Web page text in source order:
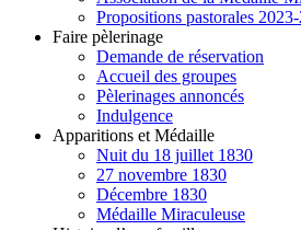
Propositions pastorales
Faire pèlerinage
Demande de réservation
Accueil des groupes
Pèlerinages annoncés
Indulgence
Apparitions et Médaille
Nuit du 18 juillet 1830
27 novembre 1830
Décembre 1830
Médaille Miraculeuse